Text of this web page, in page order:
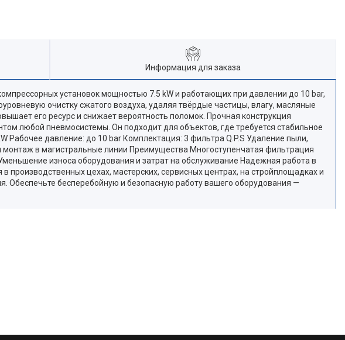
Информация для заказа
установок мощностью 7.5 kW и работающих при давлении до 10 bar,
очистку сжатого воздуха, удаляя твёрдые частицы, влагу, масляные
его ресурс и снижает вероятность поломок. Прочная конструкция
любой пневмосистемы. Он подходит для объектов, где требуется стабильное
Рабочее давление: до 10 bar Комплектация: 3 фильтра Q.P.S Удаление пыли,
в магистральные линии Преимущества Многоступенчатая фильтрация
износа оборудования и затрат на обслуживание Надежная работа в
производственных цехах, мастерских, сервисных центрах, на стройплощадках и
Обеспечьте бесперебойную и безопасную работу вашего оборудования —